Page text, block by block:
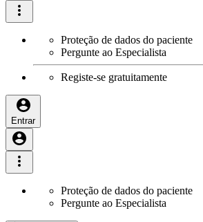
Proteção de dados do paciente
Pergunte ao Especialista
Registe-se gratuitamente
Entrar
Proteção de dados do paciente
Pergunte ao Especialista